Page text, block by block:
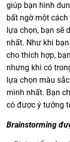
giúp bạn hình
bất ngờ một
lựa chọn, bạn sẽ
nhất. Như khi
cho thích hợp,
nhưng khi có
lựa chọn màu
mình nhất. Bạn
có được ý tưởng
Brainstorming